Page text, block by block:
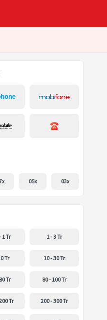
05x 03x
1 Tr 1 - 3 Tr
Tr 10 - 30 Tr
Tr 80 - 100 Tr
Tr 200 - 300 Tr